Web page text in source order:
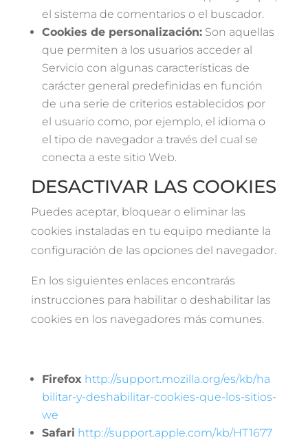
el sistema de comentarios o el buscador.
Cookies de personalización: Son aquellas
que permiten a los usuarios acceder al
Servicio con algunas características de
carácter general predefinidas en función
de una serie de criterios establecidos por
el usuario como, por ejemplo, el idioma o
el tipo de navegador a través del cual se
conecta a este sitio Web.
DESACTIVAR LAS COOKIES
Puedes aceptar, bloquear o eliminar las
cookies instaladas en tu equipo mediante la
configuración de las opciones del navegador.
En los siguientes enlaces encontrarás
instrucciones para habilitar o deshabilitar las
cookies en los navegadores más comunes.
Firefox http://support.mozilla.org/es/kb/ha
bilitar-y-deshabilitar-cookies-que-los-sitios-
we
Safari http://support.apple.com/kb/HT1677